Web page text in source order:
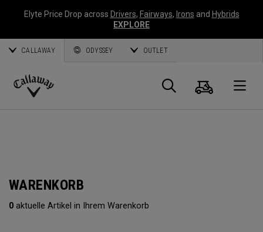
Elyte Price Drop across Drivers, Fairways, Irons and Hybrids
EXPLORE
CALLAWAY ODYSSEY OUTLET
Callaway
Suche
WARENKORB
0 aktuelle Artikel in Ihrem Warenkorb